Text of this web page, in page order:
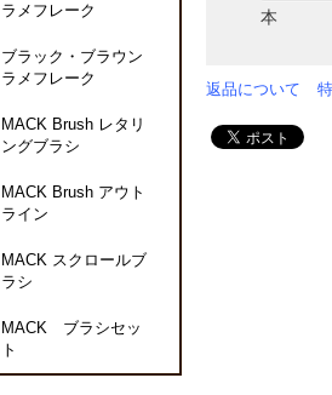
本
返品について
ラメフレーク
ブラック・ブラウン
ラメフレーク
MACK Brush レタリ
ングブラシ
MACK Brush アウト
ライン
MACK スクロールブ
ラシ
MACK ブラシセッ
ト